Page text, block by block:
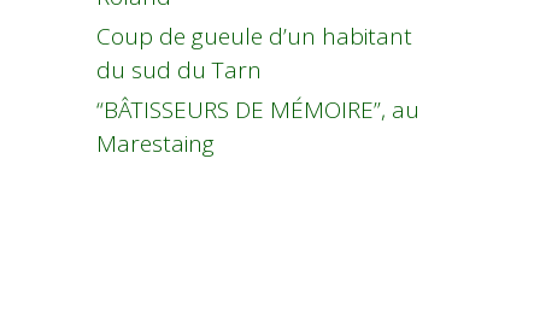
Coup de gueule d’un habitant
du sud du Tarn
“BÂTISSEURS DE MÉMOIRE”, au
Marestaing